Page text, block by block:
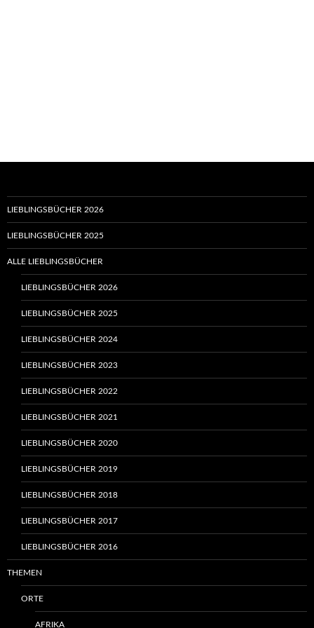
LIEBLINGSBÜCHER 2026
LIEBLINGSBÜCHER 2025
ALLE LIEBLINGSBÜCHER
LIEBLINGSBÜCHER 2026
LIEBLINGSBÜCHER 2025
LIEBLINGSBÜCHER 2024
LIEBLINGSBÜCHER 2023
LIEBLINGSBÜCHER 2022
LIEBLINGSBÜCHER 2021
LIEBLINGSBÜCHER 2020
LIEBLINGSBÜCHER 2019
LIEBLINGSBÜCHER 2018
LIEBLINGSBÜCHER 2017
LIEBLINGSBÜCHER 2016
THEMEN
ORTE
AFRIKA